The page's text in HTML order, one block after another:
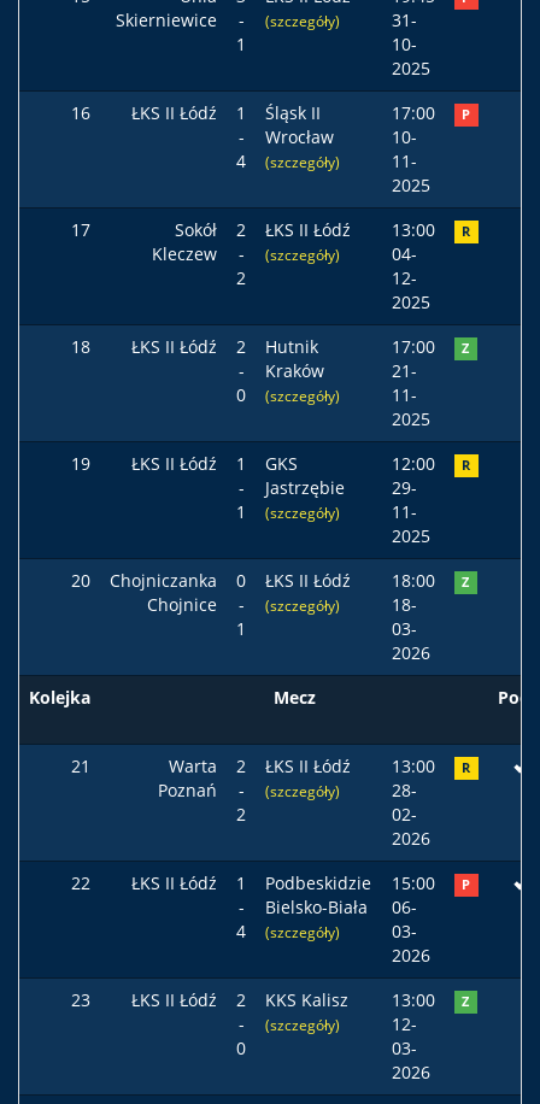
Skierniewice
-
1
(szczegóły)
31-
10-
2025
16 ŁKS II Łódź
1
-
4
Śląsk II
Wrocław
(szczegóły)
17:00
10-
11-
2025
P
17
Sokół
Kleczew
2
-
2
ŁKS II Łódź
(szczegóły)
13:00
04-
12-
2025
R
18 ŁKS II Łódź
2
-
0
Hutnik
Kraków
(szczegóły)
17:00
21-
11-
2025
Z
19 ŁKS II Łódź
1
-
1
GKS
Jastrzębie
(szczegóły)
12:00
29-
11-
2025
R
20
Chojniczanka
Chojnice
0
-
1
ŁKS II Łódź
(szczegóły)
18:00
18-
03-
2026
Z
Kolejka Mecz
21
Warta
Poznań
2
-
2
ŁKS II Łódź
(szczegóły)
13:00
28-
02-
2026
R
22 ŁKS II Łódź
1
-
4
Podbeskidzie
Bielsko-Biała
(szczegóły)
15:00
06-
03-
2026
P
23 ŁKS II Łódź
2
-
0
KKS Kalisz
(szczegóły)
13:00
12-
03-
2026
Z